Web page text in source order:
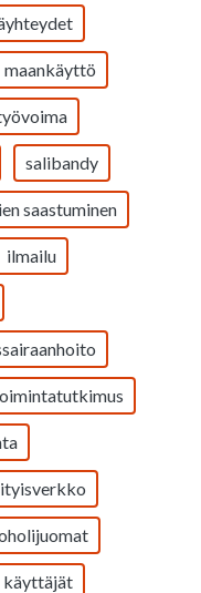
maankäyttö
salibandy
saastuminen
ilmailu
käyttäjät